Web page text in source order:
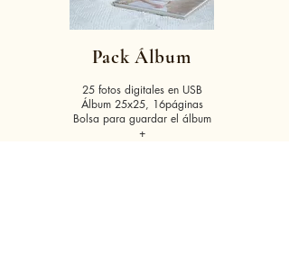
Pack Álbum
25 fotos digitales en USB
Álbum 25x25, 16páginas
Bolsa para guardar el álbum
+